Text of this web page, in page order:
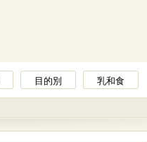
目的別 乳和食